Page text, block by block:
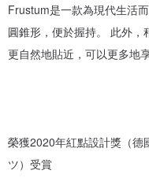
Frustum是一款為現代生活
圓錐形，便於握持。 此外
更自然地貼近，可以更多地享
榮獲2020年紅點設計獎（
ツ）受賞